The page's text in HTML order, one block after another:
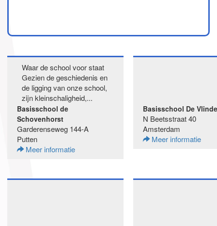
Waar de school voor staat
Gezien de geschiedenis en
de ligging van onze school,
zijn kleinschaligheid,...
Basisschool de
Schovenhorst
Garderenseweg 144-A
Putten
Meer informatie
Basisschool De
N Beetsstraat 40
Amsterdam
Meer informatie